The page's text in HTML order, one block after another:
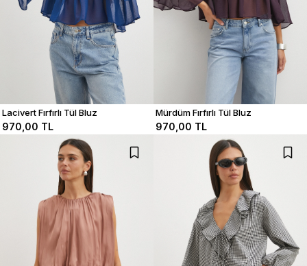
Lacivert Fırfırlı Tül Bluz
970,00 TL
Mürdüm Fırfırlı Tül Bluz
970,00 TL